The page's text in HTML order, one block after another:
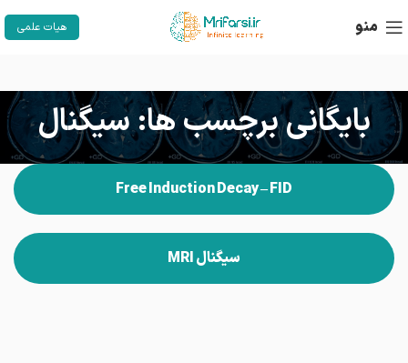
منو هیات علمی
بایگانی برچسب ها: سیگنال
Free Induction Decay – FID
سیگنال MRI